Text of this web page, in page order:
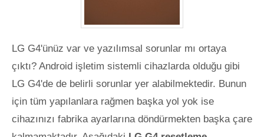
LG G4'ünüz var ve yazılımsal sorunlar mı ortaya
çıktı? Android işletim sistemli cihazlarda olduğu gibi
LG G4'de de belirli sorunlar yer alabilmektedir. Bunun
için tüm yapılanlara rağmen başka yol yok ise
cihazınızı fabrika ayarlarına döndürmekten başka çare